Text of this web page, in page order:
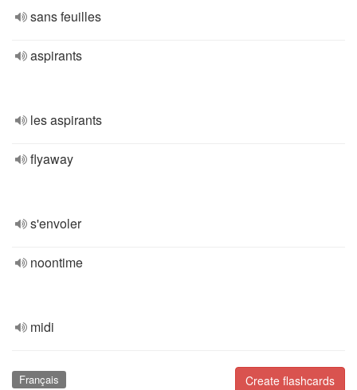
sans feuilles
aspirants
les aspirants
flyaway
s'envoler
noontime
midi
Create flashcards
Français